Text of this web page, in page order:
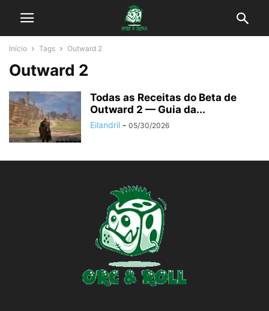
Início Tags Outward 2
Outward 2
Todas as Receitas do Beta de
Outward 2 — Guia da...
Eilandril - 05/30/2026